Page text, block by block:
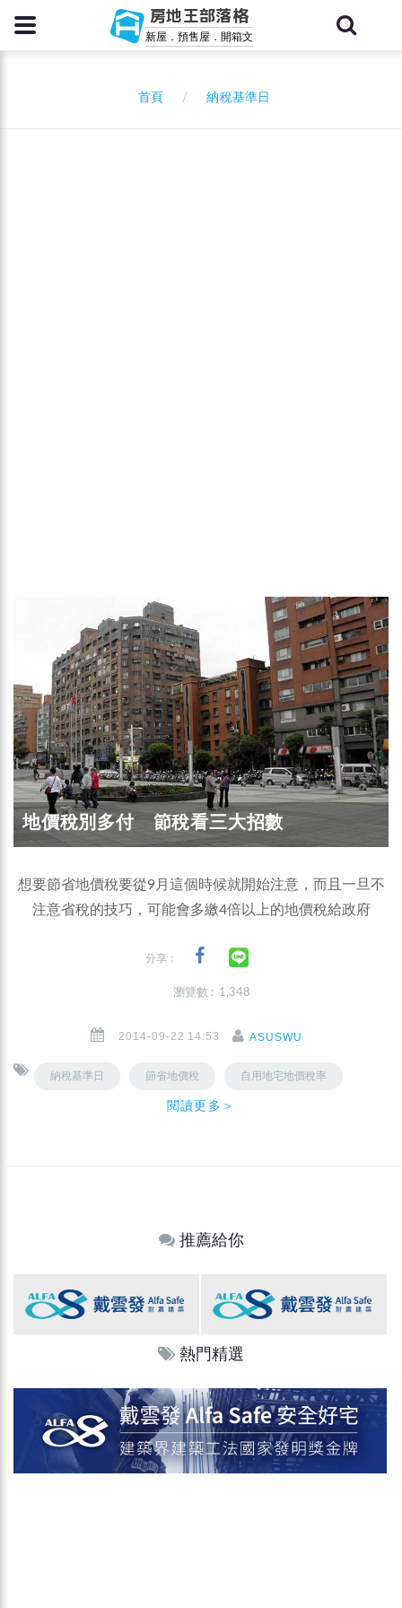
房地王部落格
新屋．預售屋．開箱文
首頁 納稅基準日
地價稅別多付 節稅看三大招數
想要節省地價稅要從9月這個時候就開始注意，而且一旦不
注意省稅的技巧，可能會多繳4倍以上的地價稅給政府
分享：
瀏覽數 : 1,348
2014-09-22 14:53 ASUSWU
納稅基準日 節省地價稅 自用地宅地價稅率
閱讀更多＞
推薦給你
熱門精選